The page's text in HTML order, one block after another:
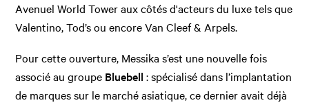
Avenuel World Tower aux côtés d'acteurs du luxe tels que
Valentino, Tod’s ou encore Van Cleef & Arpels.
Pour cette ouverture, Messika s’est une nouvelle fois
associé au groupe Bluebell : spécialisé dans l’implantation
de marques sur le marché asiatique, ce dernier avait déjà